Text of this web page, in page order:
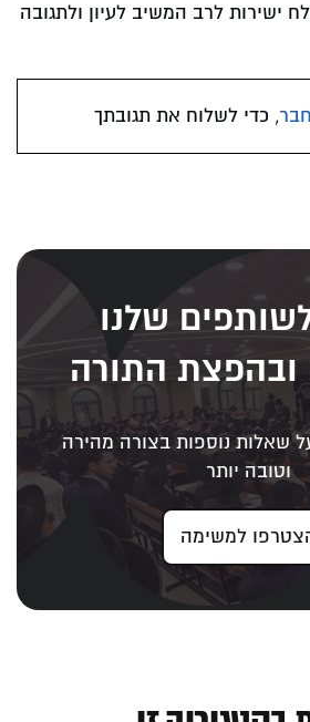
ישירות לרב המשיב לעיון ולתגובה
, כדי לשלוח את תגובתך
שלנו
ובהפצת התורה
שאלות נוספות בצורה מהירה
וטובה יותר
למשימה